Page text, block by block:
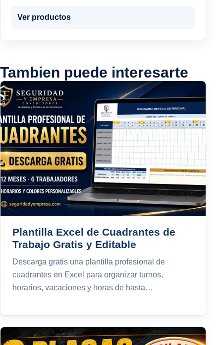
Ver productos
Tambien puede interesarte
Plantilla Excel de Cuadrantes de
Trabajo Gratis y Editable
Descarga gratis una plantilla profesional de
cuadrantes en Excel para organizar turnos,
horarios, vacaciones y horas de hasta…